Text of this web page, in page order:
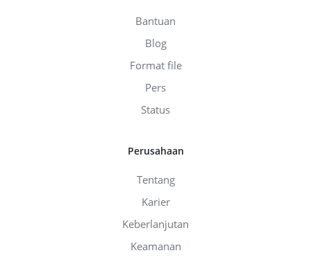
Bantuan
Blog
Format file
Pers
Status
Perusahaan
Tentang
Karier
Keberlanjutan
Keamanan